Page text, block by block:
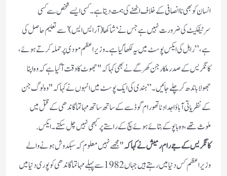
انسان کو بھی ناانصافی کے خلاف اٹھنے کی ہمت دیتا ہے۔ کسی ایسے شخص سے کسی
سرٹیفکیٹ کی ضرورت نہیں ہے جس نے ‘شاکھا (آر ایس ایس)’ سے تعلیم حاصل کی
ہے،” راہل کی ایکس پوسٹ میں یہ لکھا گیا ہے۔ وزیر اعظم مودی پر حملہ کرتے ہوئے،
کانگریس کے صدر ملکارجن کھرگے نے بھی کہا کہ "جھوٹ کا وقت آگیا ہے کہ وہ اپنا
جھولا باندھ کر چلے جائیں۔”ہندی کی ایک پوسٹ میں انہوں نے کہاکہ "وہ لوگ جن
کے نظریاتی آباؤ اجداد ناتھورام گوڈسے کے ساتھ ساتھ مہاتما گاندھی کے قتل میں
ملوث تھے، وہ باپو کے بتائے ہوئے سچ کے راستے پر کبھی نہیں چل سکتے۔ ایکس.
کانگریس کے جے رام رمیش نے کہاکہ"مجھے نہیں معلوم کہ سبکدوش ہونے والے
وزیر اعظم کس دنیا میں رہتے ہیں جہاں 1982 سے پہلے مہاتما گاندھی کو پوری دنیا میں